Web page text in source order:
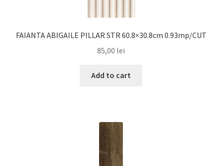
FAIANTA ABIGAILE PILLAR STR 60.8×30.8cm 0.93mp/CUT
85,00 lei
Add to cart